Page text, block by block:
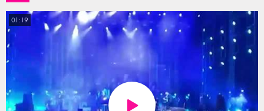
01:19